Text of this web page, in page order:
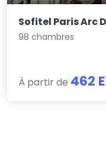
Sofitel Paris Arc
98 chambres
À partir de 462